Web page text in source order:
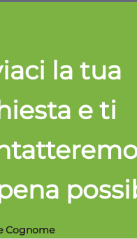
la tua
e ti
Cognome